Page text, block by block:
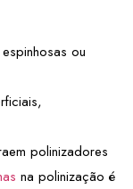
ou
polinizadores
na polinização é